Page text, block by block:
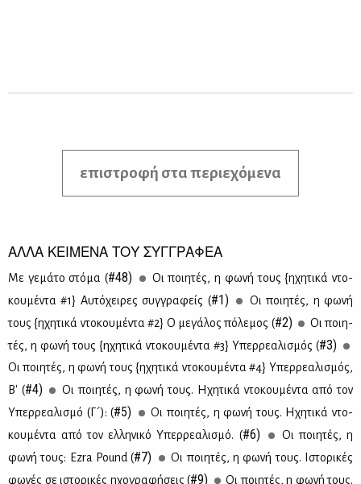
επιστροφή στα περιεχόμενα
ΑΛΛΑ ΚΕΙΜΕΝΑ ΤΟΥ ΣΥΓΓΡΑΦΕΑ
Με γε­μά­το στό­μα (#48)
Οι ποι­η­τές, η φω­νή τους {ηχη­τι­κά ντο­
κου­μέ­ντα #1} Aυ­τό­χει­ρες συγ­γρα­φείς (#1)
Οι ποι­η­τές, η φω­νή
τους {ηχη­τι­κά ντο­κου­μέ­ντα #2} Ο με­γά­λος πό­λε­μος (#2)
Οι ποι­η­
τές, η φω­νή τους {ηχη­τι­κά ντο­κου­μέ­ντα #3} Υπερ­ρε­α­λι­σμός (#3)
Οι ποι­η­τές, η φω­νή τους {ηχη­τι­κά ντο­κου­μέ­ντα #4} Υπερ­ρε­α­λι­σμός,
Β' (#4)
Οι ποι­η­τές, η φω­νή τους. Ηχη­τι­κά ντο­κου­μέ­ντα από τον
Υπερ­ρε­α­λι­σμό (Γ´): (#5)
Οι ποι­η­τές, η φω­νή τους. Ηχη­τι­κά ντο­
κου­μέ­ντα από τον ελ­λη­νι­κό Υπερ­ρε­α­λι­σμό. (#6)
Οι ποι­η­τές, η
φω­νή τους: Ezra Pound (#7)
Οι ποι­η­τές, η φω­νή τους. Ιστο­ρι­κές
φω­νές σε ιστο­ρι­κές ηχο­γρα­φή­σεις (#9)
Οι ποι­η­τές, η φω­νή τους.